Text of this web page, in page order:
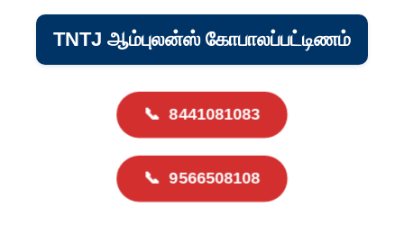
TNTJ ஆம்புலன்ஸ் கோபாலப்பட்டிணம்
📞 8441081083
📞 9566508108